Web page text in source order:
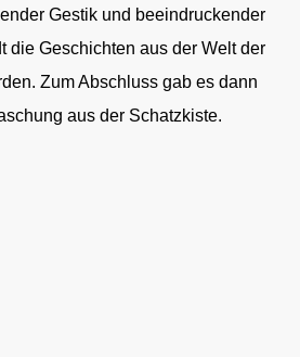
Gestik und beeindruckender
die Geschichten aus der Welt der
Zum Abschluss gab es dann
aus der Schatzkiste.